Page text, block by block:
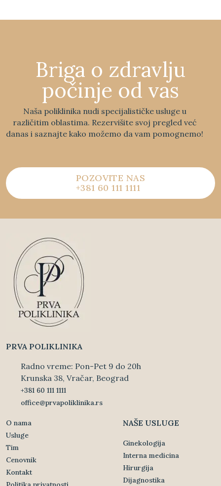
Briga o zdravlju
počinje od vas
Naša poliklinika nudi specijalističke usluge u
različitim oblastima. Rezervišite svoj pregled već
danas i saznajte kako možemo da vam pomognemo!
POZOVITE NAS
+381 60 111 1111
O nama
Usluge
Tim
Cenovnik
Kontakt
NAŠE USLUGE
Ginekologija
Interna medicina
Hirurgija
Dijagnostika
PRVA POLIKLINIKA
Radno vreme: Pon-Pet 9 do 20h
Krunska 38, Vračar, Beograd
+381 60 111 1111
office@prvapoliklinika.rs